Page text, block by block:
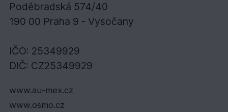
Poděbradská 574/40
190 00 Praha 9 - Vysočany
IČO: 25349929
DIČ: CZ25349929
www.au-mex.cz
www.osmo.cz